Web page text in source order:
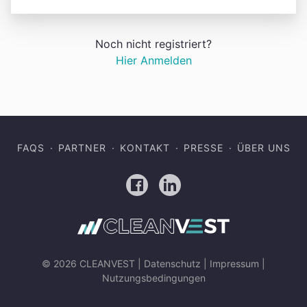
Noch nicht registriert?
Hier Anmelden
FAQS PARTNER KONTAKT PRESSE ÜBER UNS
FacebookLinkedIn
© 2026 CLEANVEST | Datenschutz Impressum
Nutzungsbedingungen